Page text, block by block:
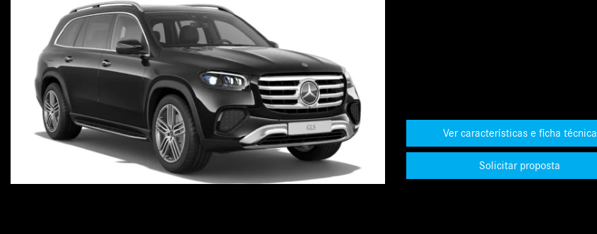
Ver características e ficha técnica
Solicitar proposta